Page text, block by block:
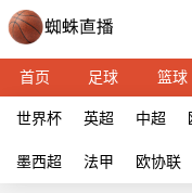
首页 足球 篮球
世界杯 英超 中超
墨西超 法甲 欧协联